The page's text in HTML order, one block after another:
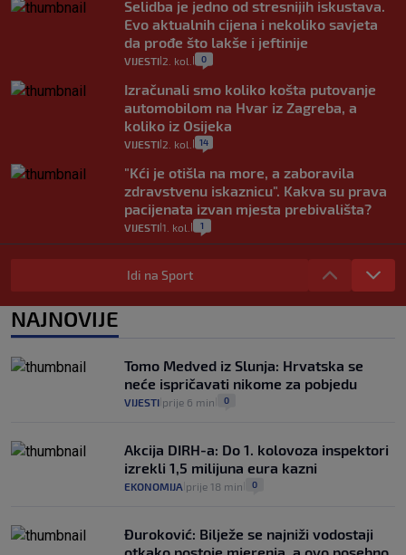
Selidba je jedno od stresnijih iskustava.
Evo aktualnih cijena i nekoliko savjeta
da prođe što lakše i jeftinije
VIJESTI 2. kol. 0
Izračunali smo koliko košta putovanje
automobilom na Hvar iz Zagreba, a
koliko iz Osijeka
VIJESTI 2. kol. 14
"Kći je otišla na more, a zaboravila
zdravstvenu iskaznicu". Kakva su prava
pacijenata izvan mjesta prebivališta?
VIJESTI 1. kol. 1
Provjerili smo "što ćemo onda" ako
Plenković na 15 dana ukine mjere: "Ne bi
se dogodilo ništa. Vlada se zaljubila u te
intervencije"
Analitičar o Mostu: Oni su u yin-yang
poziciji i imaju drugog najpoznatijeg
bravara u povijesti Hrvatske
30. srp.
Idi na Sport
NAJNOVIJE
Tomo Medved iz Slunja: Hrvatska se
neće ispričavati nikome za pobjedu
VIJESTI prije 6 min 0
Akcija DIRH-a: Do 1. kolovoza inspektori
izrekli 1,5 milijuna eura kazni
EKONOMIJA prije 18 min 0
Đuroković: Bilježe se najniži vodostaji